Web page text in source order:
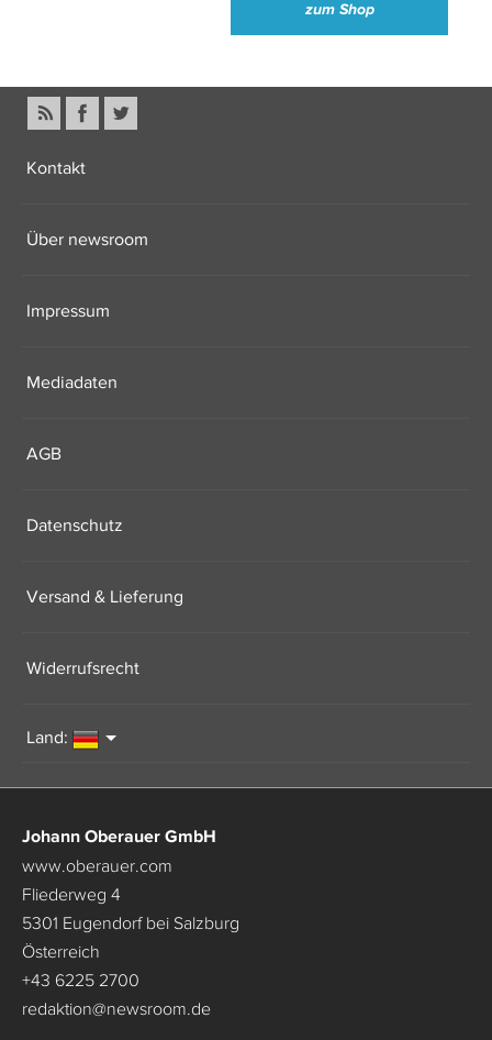
zum Shop
Kontakt
Über newsroom
Impressum
Mediadaten
AGB
Datenschutz
Versand & Lieferung
Widerrufsrecht
Land:
Johann Oberauer GmbH
www.oberauer.com
Fliederweg 4
5301 Eugendorf bei Salzburg
Österreich
+43 6225 2700
redaktion@newsroom.de